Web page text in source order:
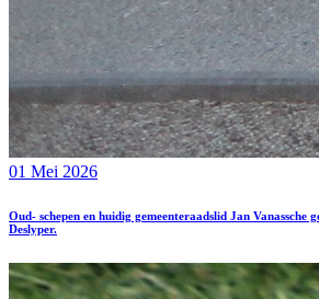
01 Mei 2026
Oud- schepen en huidig gemeenteraadslid Jan Vanassche
Deslyper.